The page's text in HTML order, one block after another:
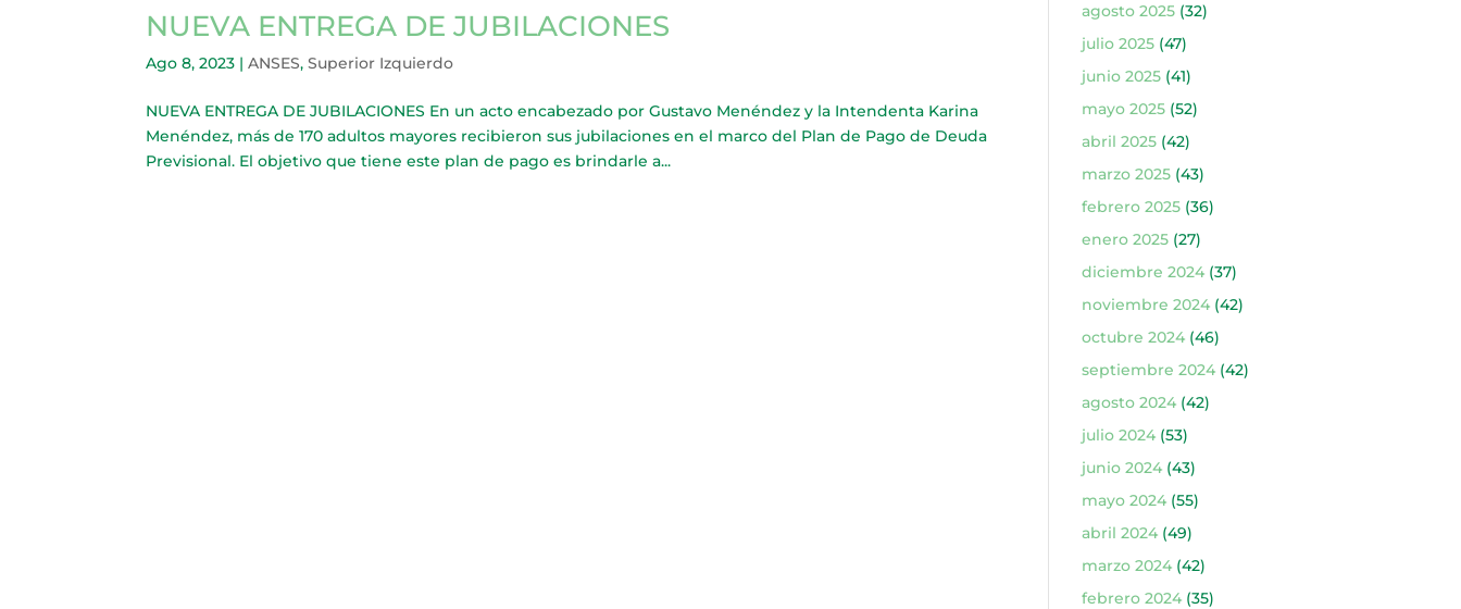
NUEVA ENTREGA DE JUBILACIONES
Ago 8, 2023 |ANSES,Superior Izquierdo
NUEVA ENTREGA DE JUBILACIONES En un acto encabezado por Gustavo Menéndez y la Intendenta Karina
Menéndez, más de 170 adultos mayores recibieron sus jubilaciones en el marco del Plan de Pago de Deuda
Previsional. El objetivo que tiene este plan de pago es brindarle a...
agosto 2025(32)
julio 2025(47)
junio 2025(41)
mayo 2025(52)
abril 2025(42)
marzo 2025(43)
febrero 2025(36)
enero 2025(27)
diciembre 2024(37)
noviembre 2024(42)
octubre 2024(46)
septiembre 2024(42)
agosto 2024(42)
julio 2024(53)
junio 2024(43)
mayo 2024(55)
abril 2024(49)
marzo 2024(42)
febrero 2024(35)